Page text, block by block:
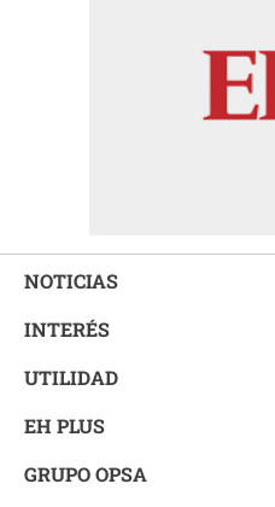
NOTICIAS
INTERÉS
UTILIDAD
EH PLUS
GRUPO OPSA